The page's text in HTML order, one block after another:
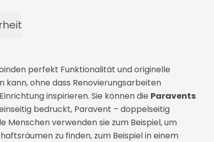
perfekt Funktionalität und originelle
kann, ohne dass Renovierungsarbeiten
inspirieren. Sie können die Paravents
bedruckt, Paravent – doppelseitig
Menschen verwenden sie zum Beispiel, um
zu finden, zum Beispiel in einem